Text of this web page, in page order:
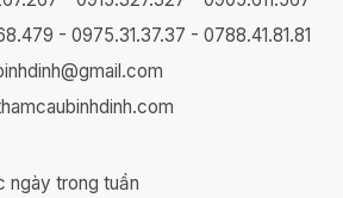
- 0975.31.37.37 - 0788.41.81.81
ngày trong tuần